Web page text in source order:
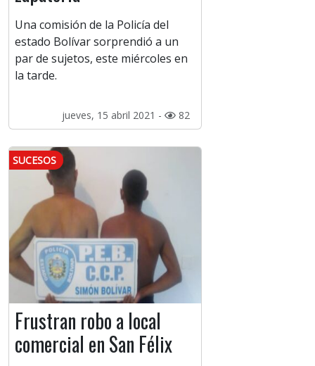
Una comisión de la Policía del
estado Bolívar sorprendió a un
par de sujetos, este miércoles en
la tarde.
jueves, 15 abril 2021 - 82
SUCESOS
Frustran robo a local
comercial en San Félix